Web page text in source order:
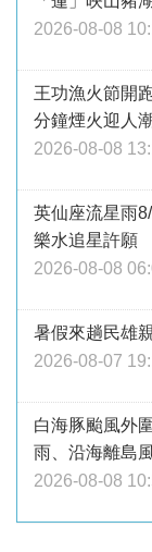
2026-08-08
王功漁火節開
分鐘煙火迎人潮
2026-08-08
英仙座流星雨
樂水追星許願
2026-08-08
暑假來趟民雄
2026-08-07
白海豚颱風外
雨、沿海離島
2026-08-08